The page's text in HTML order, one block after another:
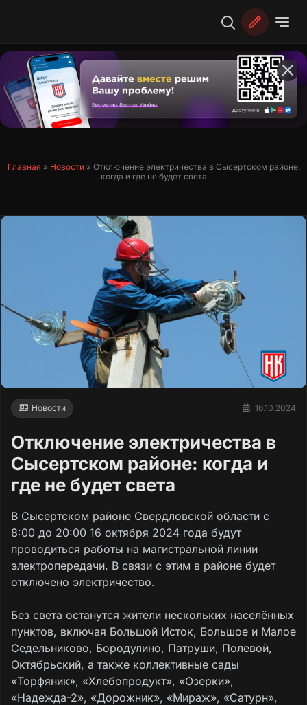
Главная » Новости» Отключение электричества в Сысертском районе:
когда и где не будет света
Новости 16.10.2024
Отключение электричества в
Сысертском районе: когда и
где не будет света
В Сысертском районе Свердловской области с
8:00 до 20:00 16 октября 2024 года будут
проводиться работы на магистральной линии
электропередачи. В связи с этим в районе будет
отключено электричество.
Без света останутся жители нескольких населённых
пунктов, включая Большой Исток, Большое и Малое
Седельниково, Бородулино, Патруши, Полевой,
Октябрьский, а также коллективные сады
«Торфяник», «Хлебопродукт», «Озерки»,
«Надежда-2», «Дорожник», «Мираж», «Сатурн»,